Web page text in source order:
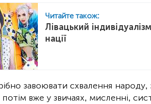
Читайте також:
Лівацький
нації
завоювати схвалення народу,
вже у звичаях, мисленні,